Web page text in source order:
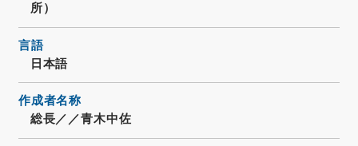
所）
言語
日本語
作成者名称
総長／／青木中佐